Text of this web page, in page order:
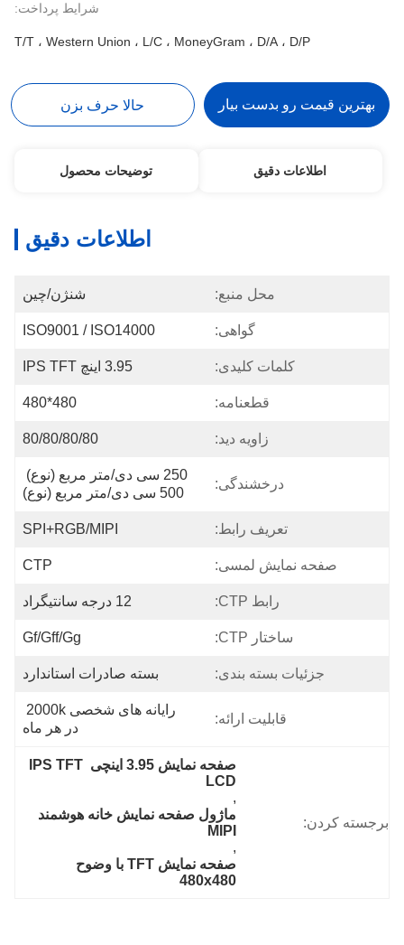
شرایط پرداخت:
T/T ، Western Union ، L/C ، MoneyGram ، D/A ، D/P
بهترین قیمت رو بدست بیار حالا حرف بزن
اطلاعات دقیق توضیحات محصول
اطلاعات دقیق
محل منبع: شنژن/چین
گواهی: ISO9001 / ISO14000
کلمات کلیدی: 3.95 اینچ IPS TFT
قطعنامه: 480*480
زاویه دید: 80/80/80/80
درخشندگی:
500 سی دی/متر مربع (نوع)
تعریف رابط: SPI+RGB/MIPI
صفحه نمایش لمسی: CTP
رابط CTP: 12 درجه سانتیگراد
ساختار CTP: Gf/gff/gg
جزئیات بسته بندی: بسته صادرات استاندارد
قابلیت ارائه:
در هر ماه
برجسته کردن:
صفحه نمایش 3.95 اینچی IPS TFT
LCD
,
MIPI
,
480x480